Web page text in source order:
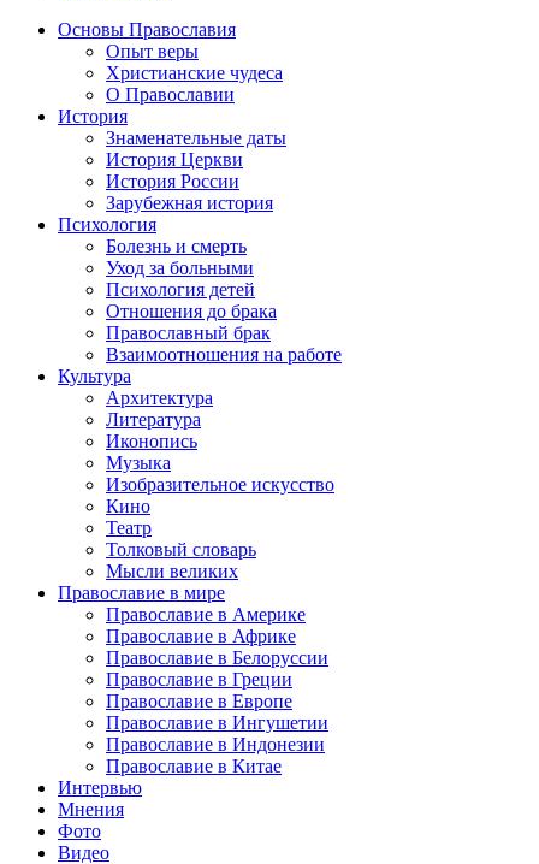
Основы Православия
Опыт веры
Христианские чудеса
О Православии
История
Знаменательные даты
История Церкви
История России
Зарубежная история
Психология
Болезнь и смерть
Уход за больными
Психология детей
Отношения до брака
Православный брак
Взаимоотношения на работе
Культура
Архитектура
Литература
Иконопись
Музыка
Изобразительное искусство
Кино
Театр
Толковый словарь
Мысли великих
Православие в мире
Православие в Америке
Православие в Африке
Православие в Белоруссии
Православие в Греции
Православие в Европе
Православие в Ингушетии
Православие в Индонезии
Православие в Китае
Интервью
Мнения
Фото
Видео